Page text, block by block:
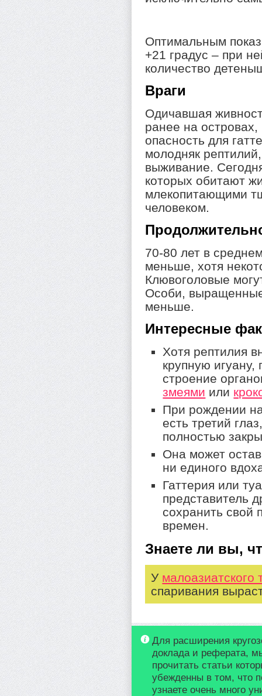
Оптимальным
+21 градус – при
количество
Враги
Одичавшая
ранее на
опасность для
молодняк
выживание.
которых обитают
млекопитающими
человеком.
70-80 лет в
меньше, хотя
Клювоголовые
Особи,
меньше.
Интересные
Хотя рептилия
крупную игуану,
строение
змеями или
При рождении
есть третий
полностью
Она может
ни единого
Гаттерия или
представитель
сохранить свой
времен.
Знаете ли вы,
У малоазиатского
спаривания
Для расширения
доклада и реферата,
прочитать статьи
убежденны в том, что
узнаете очень много